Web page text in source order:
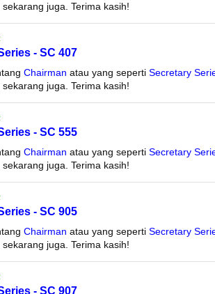
juga. Terima kasih!
- SC 407
Chairman atau yang seperti Secretary
juga. Terima kasih!
- SC 555
Chairman atau yang seperti Secretary
juga. Terima kasih!
- SC 905
Chairman atau yang seperti Secretary
juga. Terima kasih!
- SC 907